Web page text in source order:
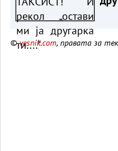
©vesnik.com, правата за